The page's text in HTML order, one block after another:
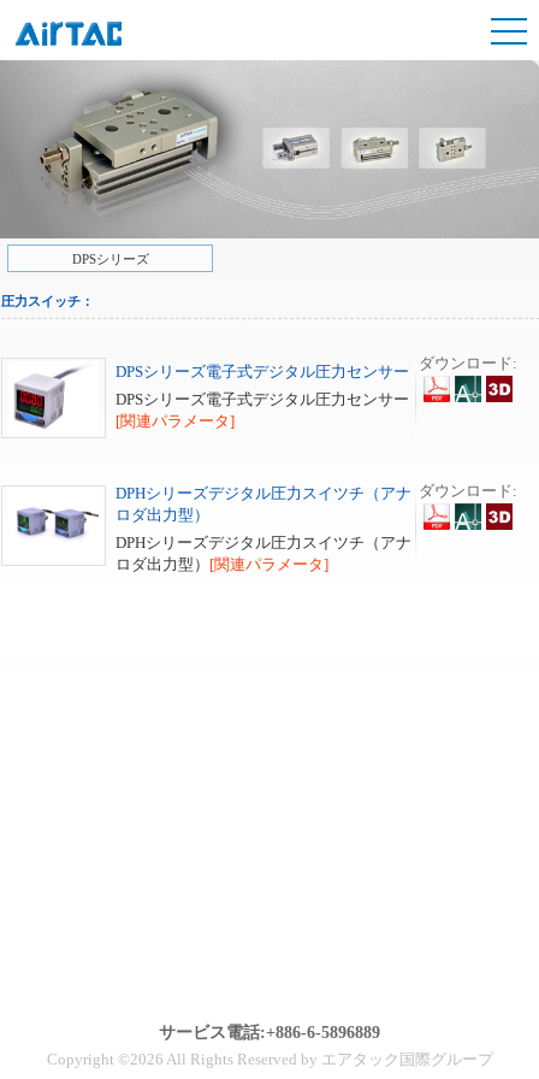
DPSシリーズ
圧力スイッチ：
DPSシリーズ電子式デジタル圧力センサー
DPSシリーズ電子式デジタル圧力センサー
[関連パラメータ]
ダウンロード:
DPHシリーズデジタル圧力スイツチ（アナ
ロダ出力型）
DPHシリーズデジタル圧力スイツチ（アナ
ロダ出力型） [関連パラメータ]
ダウンロード:
サービス電話:+886-6-5896889
Copyright ©2026 All Rights Reserved by エアタック国際グループ